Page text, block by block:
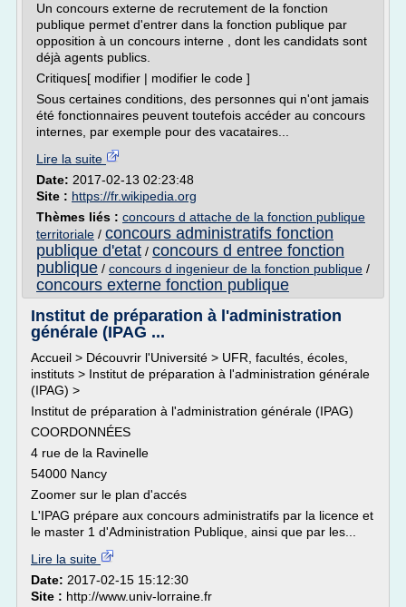
Un concours externe de recrutement de la fonction
publique permet d'entrer dans la fonction publique par
opposition à un concours interne , dont les candidats sont
déjà agents publics.
Critiques[ modifier | modifier le code ]
Sous certaines conditions, des personnes qui n'ont jamais
été fonctionnaires peuvent toutefois accéder au concours
internes, par exemple pour des vacataires...
Lire la suite
Date: 2017-02-13 02:23:48
Site : https://fr.wikipedia.org
Thèmes liés : concours d attache de la fonction publique
territoriale / concours administratifs fonction
publique d'etat / concours d entree fonction
publique / concours d ingenieur de la fonction publique /
concours externe fonction publique
Institut de préparation à l'administration
générale (IPAG ...
Accueil > Découvrir l'Université > UFR, facultés, écoles,
instituts > Institut de préparation à l'administration générale
(IPAG) >
Institut de préparation à l'administration générale (IPAG)
COORDONNÉES
4 rue de la Ravinelle
54000 Nancy
Zoomer sur le plan d'accés
L'IPAG prépare aux concours administratifs par la licence et
le master 1 d'Administration Publique, ainsi que par les...
Lire la suite
Date: 2017-02-15 15:12:30
Site : http://www.univ-lorraine.fr